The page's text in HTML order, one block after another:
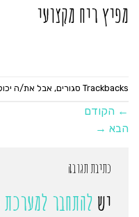
מפיץ ריח מקצועי
Trackbacks סגורים, אבל את/ה יכול/ה
← הקודם
הבא →
כתיבת תגובה
יש להתחבר למערכת